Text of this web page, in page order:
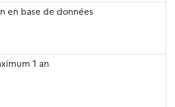
en base de données
1 an